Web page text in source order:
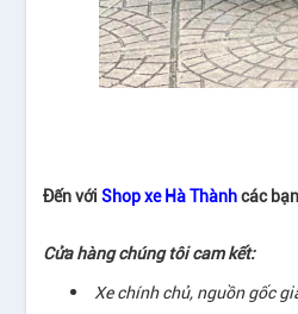
Đến với Shop xe Hà Thànhcác
Cửa hàng chúng tôi cam kết:
Xe chính chủ, nguồn gốc